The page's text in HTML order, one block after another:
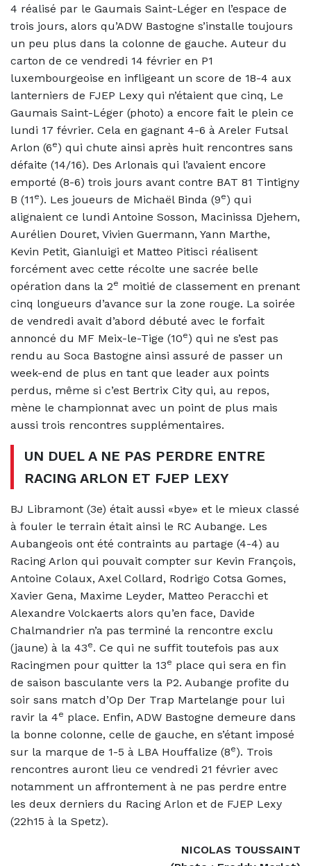
4 réalisé par le Gaumais Saint-Léger en l’espace de
trois jours, alors qu’ADW Bastogne s’installe toujours
un peu plus dans la colonne de gauche. Auteur du
carton de ce vendredi 14 février en P1
luxembourgeoise en infligeant un score de 18-4 aux
lanterniers de FJEP Lexy qui n’étaient que cinq, Le
Gaumais Saint-Léger (photo) a encore fait le plein ce
lundi 17 février. Cela en gagnant 4-6 à Areler Futsal
Arlon (6e) qui chute ainsi après huit rencontres sans
défaite (14/16). Des Arlonais qui l’avaient encore
emporté (8-6) trois jours avant contre BAT 81 Tintigny
B (11 e). Les joueurs de Michaël Binda (9e) qui
alignaient ce lundi Antoine Sosson, Macinissa Djehem,
Aurélien Douret, Vivien Guermann, Yann Marthe,
Kevin Petit, Gianluigi et Matteo Pitisci réalisent
forcément avec cette récolte une sacrée belle
opération dans la 2e moitié de classement en prenant
cinq longueurs d’avance sur la zone rouge. La soirée
de vendredi avait d’abord débuté avec le forfait
annoncé du MF Meix-le-Tige (10e) qui ne s’est pas
rendu au Soca Bastogne ainsi assuré de passer un
week-end de plus en tant que leader aux points
perdus, même si c’est Bertrix City qui, au repos,
mène le championnat avec un point de plus mais
aussi trois rencontres supplémentaires.
UN DUEL A NE PAS PERDRE ENTRE
RACING ARLON ET FJEP LEXY
BJ Libramont (3e) était aussi «bye» et le mieux classé
à fouler le terrain était ainsi le RC Aubange. Les
Aubangeois ont été contraints au partage (4-4) au
Racing Arlon qui pouvait compter sur Kevin François,
Antoine Colaux, Axel Collard, Rodrigo Cotsa Gomes,
Xavier Gena, Maxime Leyder, Matteo Peracchi et
Alexandre Volckaerts alors qu’en face, Davide
Chalmandrier n’a pas terminé la rencontre exclu
(jaune) à la 43e. Ce qui ne suffit toutefois pas aux
Racingmen pour quitter la 13e place qui sera en fin
de saison basculante vers la P2. Aubange profite du
soir sans match d’Op Der Trap Martelange pour lui
ravir la 4e place. Enfin, ADW Bastogne demeure dans
la bonne colonne, celle de gauche, en s’étant imposé
sur la marque de 1-5 à LBA Houffalize (8e). Trois
rencontres auront lieu ce vendredi 21 février avec
notamment un affrontement à ne pas perdre entre
les deux derniers du Racing Arlon et de FJEP Lexy
(22h15 à la Spetz).
NICOLAS TOUSSAINT